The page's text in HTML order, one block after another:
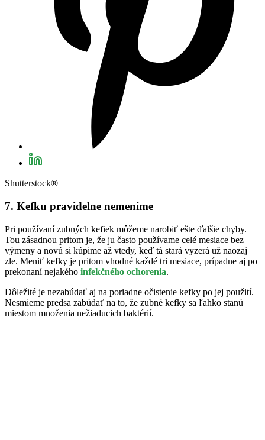
Shutterstock®
7. Kefku pravidelne nemeníme
Pri používaní zubných kefiek môžeme narobiť ešte ďalšie chyby.
Tou zásadnou pritom je, že ju často používame celé mesiace bez
výmeny a novú si kúpime až vtedy, keď tá stará vyzerá už naozaj
zle. Meniť kefky je pritom vhodné každé tri mesiace, prípadne aj po
prekonaní nejakého infekčného ochorenia.
Dôležité je nezabúdať aj na poriadne očistenie kefky po jej použití.
Nesmieme predsa zabúdať na to, že zubné kefky sa ľahko stanú
miestom množenia nežiaducich baktérií.